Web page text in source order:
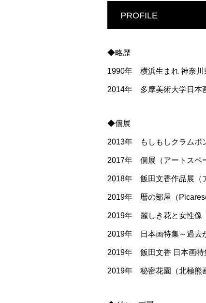
PROFILE
◆略歴
1990年 横浜生まれ 神奈川
2014年 多摩美術大学日本
◆個展
2013年 もしもしクラムボ
2017年 個展（アートスペ
2018年 飯田文香作品展（
2019年 暦の部屋（
2019年 麗しき花と女性像
2019年 日本画特集～過去
2019年 飯田文香 日本画特
2019年 秘密花園（北極熊